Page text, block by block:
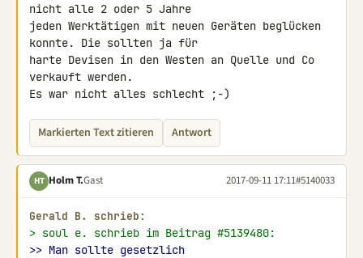
nicht alle 2 oder 5 Jahre
jeden Werktätigen mit neuen Geräten beglücken
konnte. Die sollten ja für
harte Devisen in den Westen an Quelle und Co
verkauft werden.
Es war nicht alles schlecht ;-)
Markierten Text zitieren Antwort
HT Holm T.Gast 2017-09-11 17:11#5140033
Gerald B. schrieb:
> soul e. schrieb im Beitrag #5139480:
>> Man sollte gesetzlich